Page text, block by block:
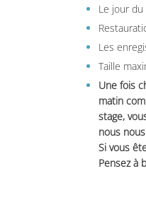
Le jour
Les
Taille
Une fois
matin
stage,
nous
Si vous
Pensez à